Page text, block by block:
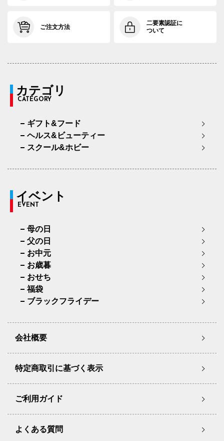
ご注文方法
二要素認証に
ついて
カテゴリ
CATEGORY
ギフト&フード
ヘルス&ビューティー
スクール&ホビー
イベント
EVENT
母の日
父の日
お中元
お歳暮
おせち
福袋
ブラックフライデー
会社概要
特定商取引に基づく表示
ご利用ガイド
よくある質問